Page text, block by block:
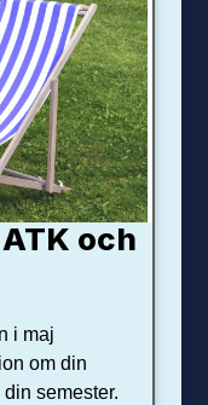
och
i maj
om din
semester.